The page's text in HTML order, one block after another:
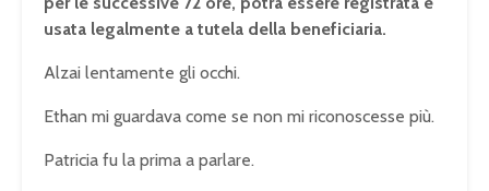
usata legalmente a tutela della beneficiaria.
Alzai lentamente gli occhi.
Ethan mi guardava come se non mi riconoscesse più.
Patricia fu la prima a parlare.